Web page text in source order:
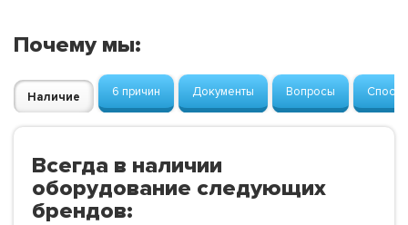
Почему мы:
Наличие 6 причин Документы Вопросы
Всегда в наличии
оборудование следующих
брендов: